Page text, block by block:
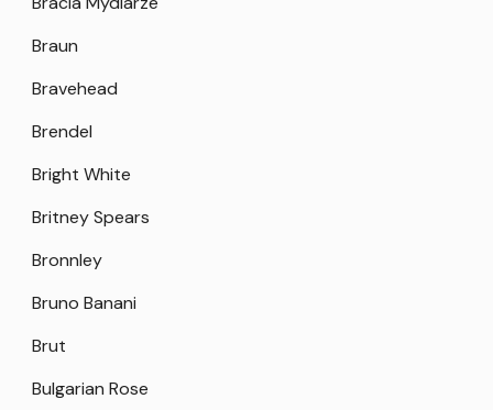
Braun
Bravehead
Brendel
Bright White
Britney Spears
Bronnley
Bruno Banani
Brut
Bulgarian Rose